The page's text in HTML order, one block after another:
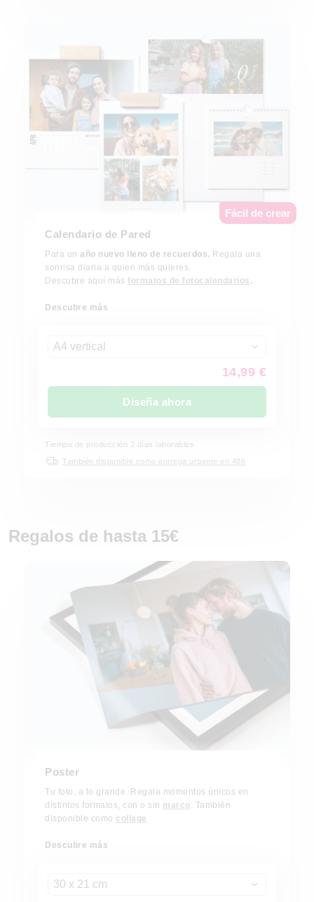
Fácil de crear
Calendario de Pared
Para un año nuevo lleno de recuerdos. Regala una
sonrisa diaria a quien más quieres.
Descubre aquí más formatos de fotocalendarios .
Descubre más
A4 vertical
14,99 €
Diseña ahora
Tiempo de producción 2 días laborables
También disponible como entrega urgente en 48h
Regalos de hasta 15€
Poster
Tu foto, a lo grande. Regala momentos únicos en
distintos formatos, con o sin marco. También
disponible como collage
Descubre más
30 x 21 cm